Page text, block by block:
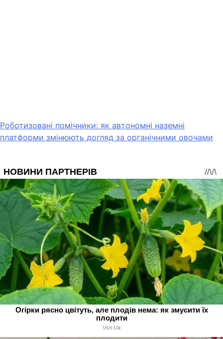
Роботизовані помічники: як автономні наземні
платформи змінюють догляд за органічними овочами